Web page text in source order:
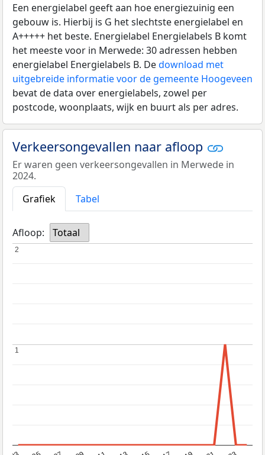
Een energielabel geeft aan hoe energiezuinig een
gebouw is. Hierbij is G het slechtste energielabel en
A+++++ het beste. Energielabel Energielabels B komt
het meeste voor in Merwede: 30 adressen hebben
energielabel Energielabels B. Dedownload met
uitgebreide informatie voor de gemeente Hoogeveen
bevat de data over energielabels, zowel per
postcode, woonplaats, wijk en buurt als per adres.
Verkeersongevallen naar afloop
Er waren geen verkeersongevallen in Merwede in
2024.
Grafiek
Tabel
Afloop: Totaal
1
1
2
2